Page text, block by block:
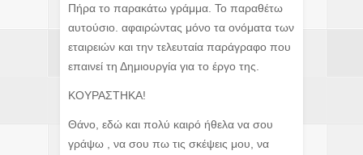
Πήρα το παρακάτω γράμμα. Το παραθέτω
αυτούσιο. αφαιρώντας μόνο τα ονόματα των
εταιρειών και την τελευταία παράγραφο που
επαινεί τη Δημιουργία για το έργο της.
ΚΟΥΡΑΣΤΗΚΑ!
Θάνο, εδώ και πολύ καιρό ήθελα να σου
γράψω , να σου πω τις σκέψεις μου, να